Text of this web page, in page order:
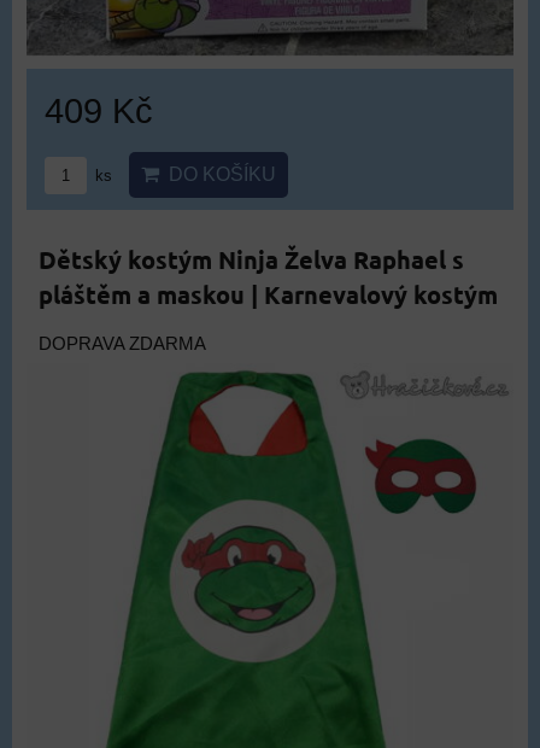
409 Kč
ks DO KOŠÍKU
Dětský kostým Ninja Želva Raphael s
pláštěm a maskou | Karnevalový kostým
DOPRAVA ZDARMA